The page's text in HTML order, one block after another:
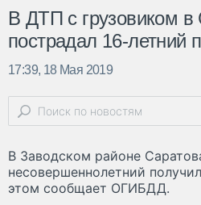
В ДТП с грузовиком в
пострадал 16-летний
17:39, 18 Мая 2019
В Заводском районе
несовершеннолетний
этом сообщает ОГИБДД.